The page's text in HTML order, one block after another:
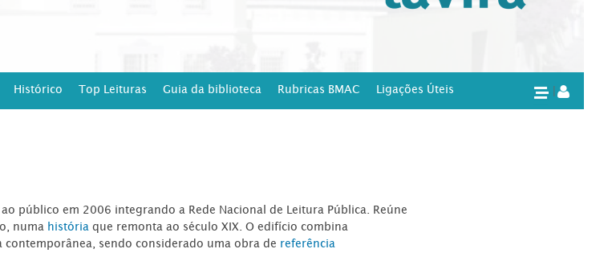
Histórico Top Leituras Guia da biblioteca Rubricas BMAC Ligações Úteis
público em 2006 integrando a Rede Nacional de Leitura Pública. Reúne
numa história que remonta ao século XIX. O edifício combina
sendo considerado uma obra de referência